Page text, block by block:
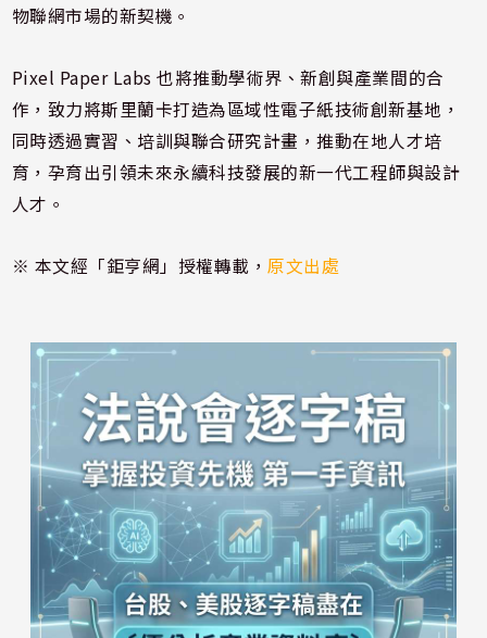
物聯網市場的新契機。
Pixel Paper Labs 也將推動學術界、新創與產業間的合
作，致力將斯里蘭卡打造為區域性電子紙技術創新基地，
同時透過實習、培訓與聯合研究計畫，推動在地人才培
育，孕育出引領未來永續科技發展的新一代工程師與設計
人才。
※ 本文經「鉅亨網」授權轉載，原文出處